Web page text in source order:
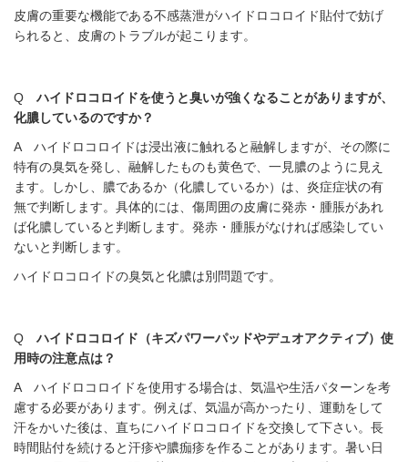
皮膚の重要な機能である不感蒸泄がハイドロコロイド貼付で妨げ
られると、皮膚のトラブルが起こります。
Qハイドロコロイドを使うと臭いが強くなることがありますが、
化膿しているのですか？
A ハイドロコロイドは浸出液に触れると融解しますが、その際に
特有の臭気を発し、融解したものも黄色で、一見膿のように見え
ます。しかし、膿であるか（化膿しているか）は、炎症症状の有
無で判断します。具体的には、傷周囲の皮膚に発赤・腫脹があれ
ば化膿していると判断します。発赤・腫脹がなければ感染してい
ないと判断します。
ハイドロコロイドの臭気と化膿は別問題です。
Qハイドロコロイド（キズパワーパッドやデュオアクティブ）使
用時の注意点は？
A ハイドロコロイドを使用する場合は、気温や生活パターンを考
慮する必要があります。例えば、気温が高かったり、運動をして
汗をかいた後は、直ちにハイドロコロイドを交換して下さい。長
時間貼付を続けると汗疹や膿痂疹を作ることがあります。暑い日